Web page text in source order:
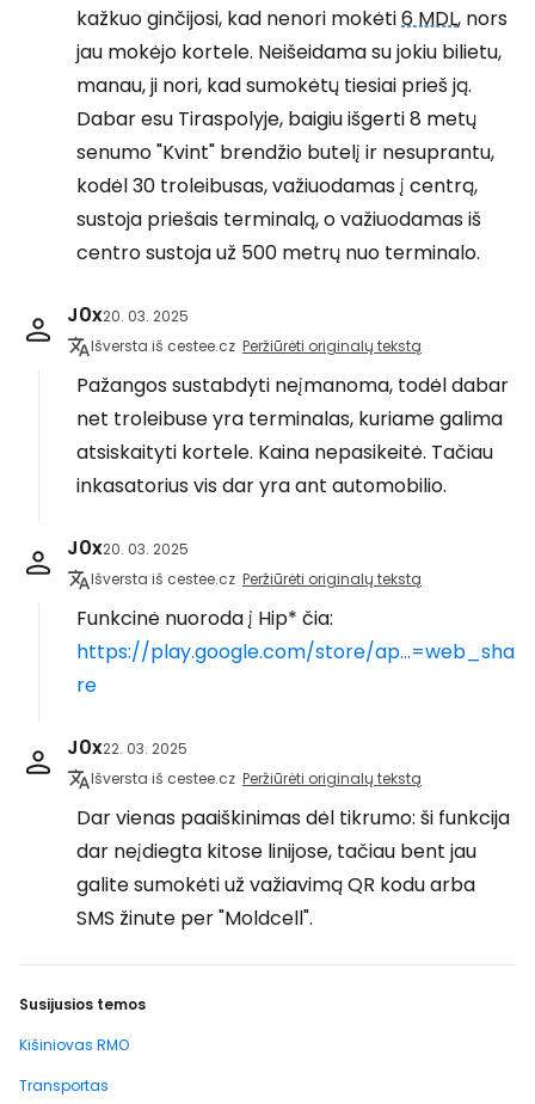
kažkuo ginčijosi, kad nenori mokėti6 MDL, nors
jau mokėjo kortele. Neišeidama su jokiu bilietu,
manau, ji nori, kad sumokėtų tiesiai prieš ją.
Dabar esu Tiraspolyje, baigiu išgerti 8 metų
senumo "Kvint" brendžio butelį ir nesuprantu,
kodėl 30 troleibusas, važiuodamas į centrą,
sustoja priešais terminalą, o važiuodamas iš
centro sustoja už 500 metrų nuo terminalo.
J0x20. 03. 2025
Išversta iš cestee.cz Peržiūrėti originalų tekstą
Pažangos sustabdyti neįmanoma, todėl dabar
net troleibuse yra terminalas, kuriame galima
atsiskaityti kortele. Kaina nepasikeitė. Tačiau
inkasatorius vis dar yra ant automobilio.
J0x20. 03. 2025
Išversta iš cestee.cz Peržiūrėti originalų tekstą
Funkcinė nuoroda į Hip* čia:
https://play.google.com/store/ap...=web_sha
re
J0x22. 03. 2025
Išversta iš cestee.cz Peržiūrėti originalų tekstą
Dar vienas paaiškinimas dėl tikrumo: ši funkcija
dar neįdiegta kitose linijose, tačiau bent jau
galite sumokėti už važiavimą QR kodu arba
SMS žinute per "Moldcell".
Susijusios temos
Kišiniovas RMO
Transportas